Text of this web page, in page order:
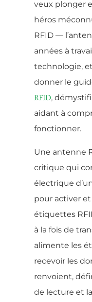
veux plonger
héros
RFID —
années à
technologie,
donner le
RFID,
aidant à
fonctionner.
Une antenne
critique qui
électrique
pour activer
étiquettes
à la fois de
alimente les
recevoir les
renvoient,
de lecture et